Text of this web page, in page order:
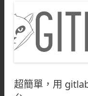
超簡單，用